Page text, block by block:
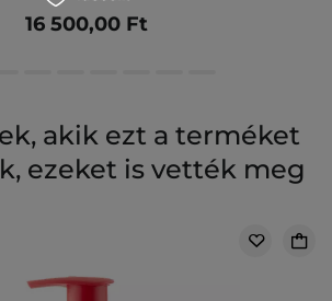
16 500,00 Ft
akik ezt a terméket
ezeket is vették meg